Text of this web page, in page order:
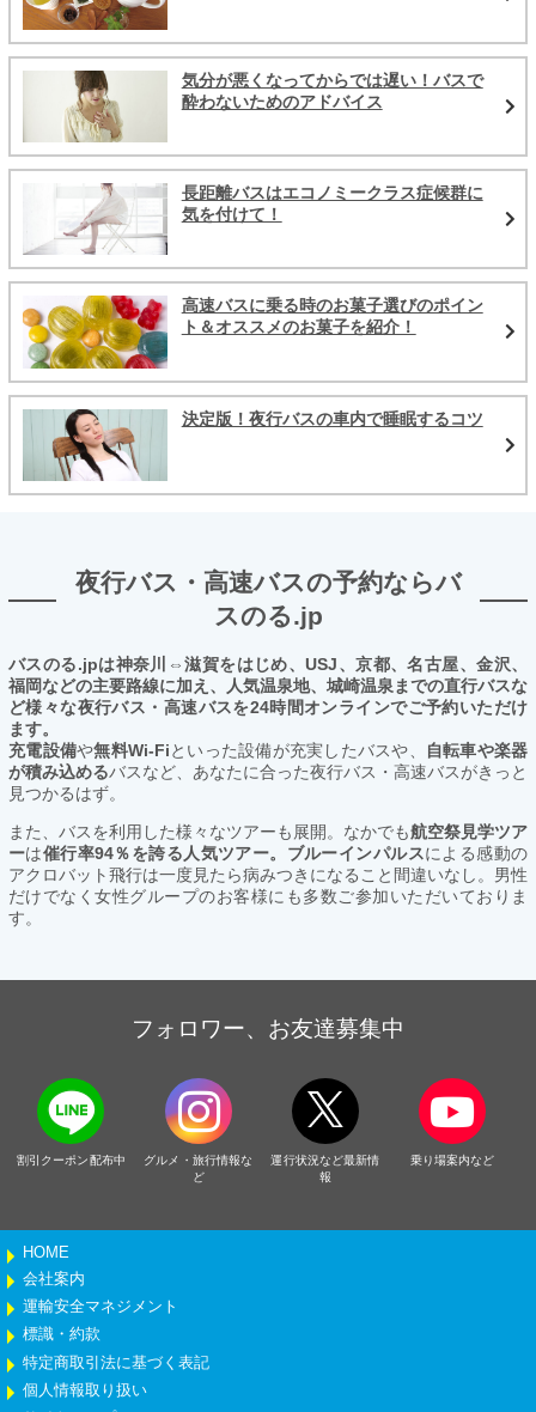
気分が悪くなってからでは遅い！バスで
酔わないためのアドバイス
長距離バスはエコノミークラス症候群に
気を付けて！
高速バスに乗る時のお菓子選びのポイン
ト＆オススメのお菓子を紹介！
決定版！夜行バスの車内で睡眠するコツ
夜行バス・高速バスの予約ならバ
スのる.jp
バスのる.jpは神奈川⇔滋賀をはじめ、USJ、京都、名古屋、金沢、
福岡などの主要路線に加え、人気温泉地、城崎温泉までの直行バスな
ど様々な夜行バス・高速バスを24時間オンラインでご予約いただけ
ます。
充電設備や無料Wi-Fiといった設備が充実したバスや、
自転車や楽器
が積み込めるバスなど、あなたに合った夜行バス・高速バスがきっと
見つかるはず。
また、バスを利用した様々なツアーも展開。なかでも航空祭見学ツア
ーは催行率94％を誇る人気ツアー。ブルーインパルスによる感動の
アクロバット飛行は一度見たら病みつきになること間違いなし。男性
だけでなく女性グループのお客様にも多数ご参加いただいておりま
す。
フォロワー、お友達募集中
割引クーポン配布中
グルメ・旅行情報な
ど
運行状況など最新情
報
乗り場案内など
HOME
会社案内
運輸安全マネジメント
標識・約款
特定商取引法に基づく表記
個人情報取り扱い